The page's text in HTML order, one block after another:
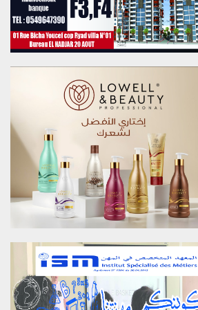
u
0
6
A
o
6
i
o
°
4